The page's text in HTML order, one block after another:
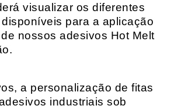
visualizar os diferentes
para a aplicação
nossos adesivos Hot Melt
a personalização de fitas
industriais sob